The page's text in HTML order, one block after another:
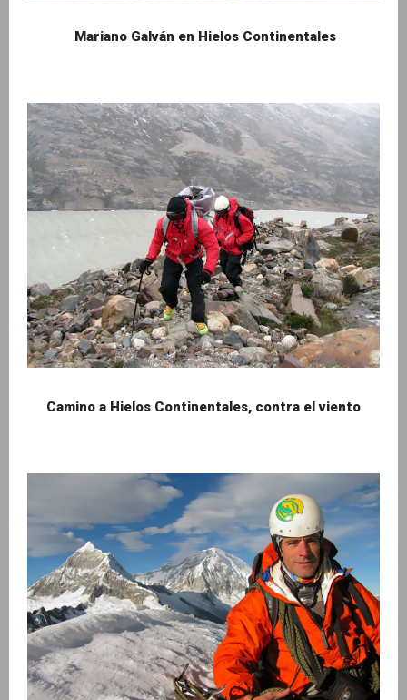
Mariano Galván en Hielos Continentales
Camino a Hielos Continentales, contra el viento